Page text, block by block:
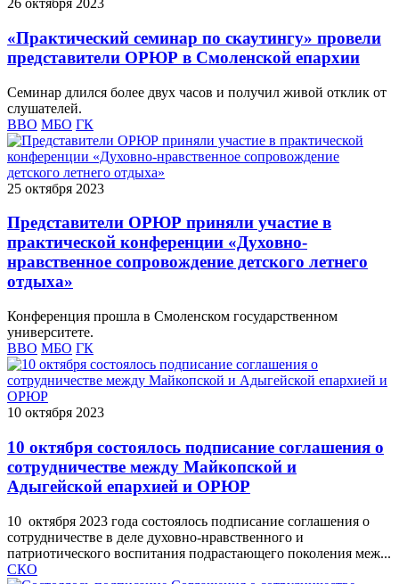
26 октября 2023
«Практический семинар по скаутингу» провели
представители ОРЮР в Смоленской епархии
Семинар длился более двух часов и получил живой отклик от
слушателей.
ВВО МБО ГК
25 октября 2023
Представители ОРЮР приняли участие в
практической конференции «Духовно-
нравственное сопровождение детского летнего
отдыха»
Конференция прошла в Смоленском государственном
университете.
ВВО МБО ГК
10 октября 2023
10 октября состоялось подписание соглашения о
сотрудничестве между Майкопской и
Адыгейской епархией и ОРЮР
10 октября 2023 года состоялось подписание соглашения о
сотрудничестве в деле духовно-нравственного и
патриотического воспитания подрастающего поколения меж...
СКО